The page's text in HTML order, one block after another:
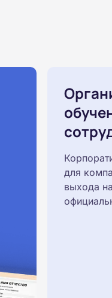
для
выхода